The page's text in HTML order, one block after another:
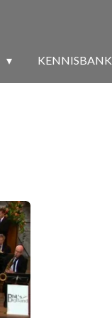
KENNISBANK